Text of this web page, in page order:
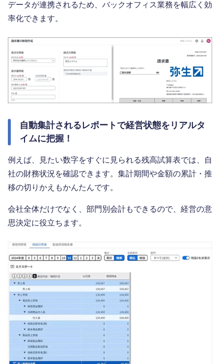
データが連携されるため、バックオフィス業務を幅広く効
率化できます。
自動集計されるレポートで経営状態をリアルタ
イムに把握！
例えば、見たい数字をすぐに見られる残高試算表では、自
社の財務状況を確認できます。集計期間や金額の累計・推
移の切りかえもかんたんです。
会社全体だけでなく、部門別会計もできるので、経営の意
思決定に役立ちます。